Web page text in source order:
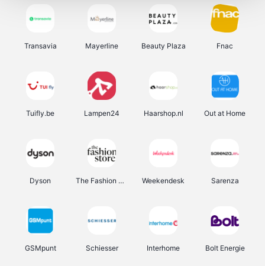
Transavia Mayerline Beauty Plaza Fnac
Tuifly.be Lampen24 Haarshop.nl Out at Home
Dyson The Fashion Store Weekendesk Sarenza
GSMpunt Schiesser Interhome Bolt Energie